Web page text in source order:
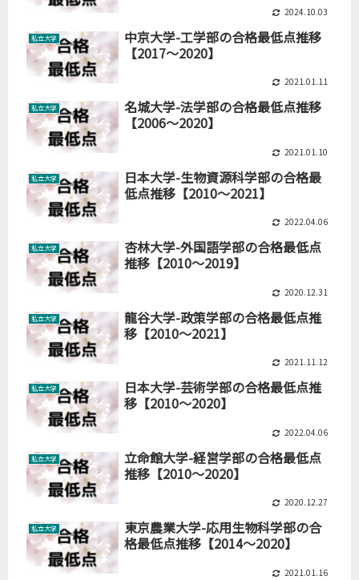
2024.10.03
私立大学
中京大学-工学部の合格最低点推移
【2017～2020】
2021.01.11
私立大学
名城大学-法学部の合格最低点推移
【2006～2020】
2021.01.10
私立大学
日本大学-生物資源科学部の合格最
低点推移【2010～2021】
2022.04.06
私立大学
杏林大学-外国語学部の合格最低点
推移【2010～2019】
2020.12.31
私立大学
龍谷大学-政策学部の合格最低点推
移【2010～2021】
2021.11.12
私立大学
日本大学-芸術学部の合格最低点推
移【2010～2020】
2022.04.06
私立大学
立命館大学-経営学部の合格最低点
推移【2010～2020】
2020.12.27
私立大学
東京農業大学-応用生物科学部の合
格最低点推移【2014～2020】
2021.01.16